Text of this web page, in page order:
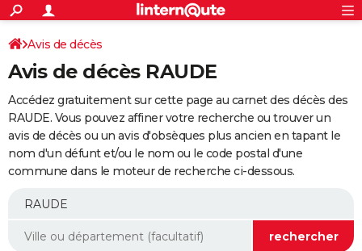
ACTUALITÉS
Politique
Société
Faits Divers
Education
Monde
Villes
+
SPORT
Coupe du monde 2026
Football
Tennis
Cyclisme
Rugby
Forum
Programme TV
TNT
Streaming
Cinéma
Sorties cinéma
Musique
+
FINANCE
Retraite
Epargne
Immobilier
Risques naturels par ville
Banque
Assurance
AUTO
Essais
Réserver un essai
Citadines
Berlines
SUV
Forum auto
+
Mobiles
Meilleur smartphone
Internet
Ordinateurs
Jeux vidéo
Guide high-tech
Aménagement intérieur
Avis de décès
Avis de décès RAUDE
Accédez gratuitement sur cette page au carnet des décès des
RAUDE. Vous pouvez affiner votre recherche ou trouver un
avis de décès ou un avis d'obsèques plus ancien en tapant le
nom d'un défunt et/ou le nom ou le code postal d'une
commune dans le moteur de recherche ci-dessous.